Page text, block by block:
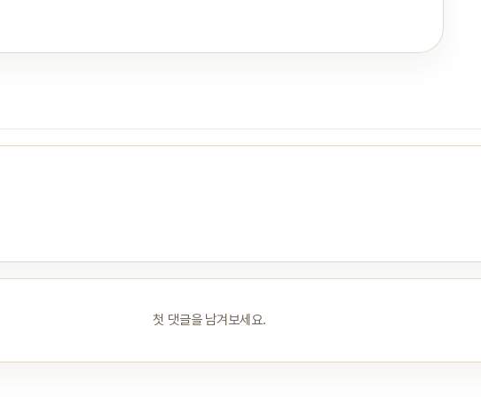
첫 댓글을 남겨보세요.